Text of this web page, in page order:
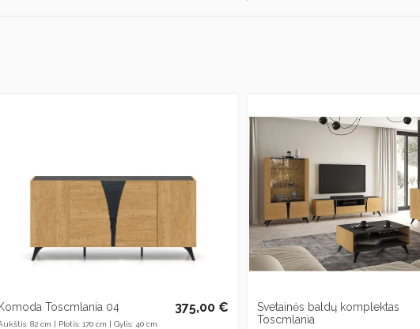
Toscmlania 04
82 cm | Plotis: 170 cm | Gylis: 40 cm
375,00 €
Svetainės baldų komplektas
Toscmlania